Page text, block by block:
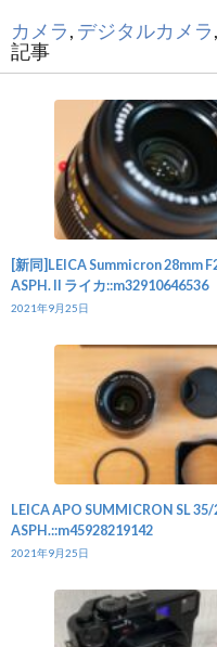
カメラ, デジタルカメラ,
記事
[新同]LEICA Summicron 28mm
ASPH. II ライカ::m32910646536
2021年9月25日
LEICA APO SUMMICRON SL 35/
ASPH.::m45928219142
2021年9月25日